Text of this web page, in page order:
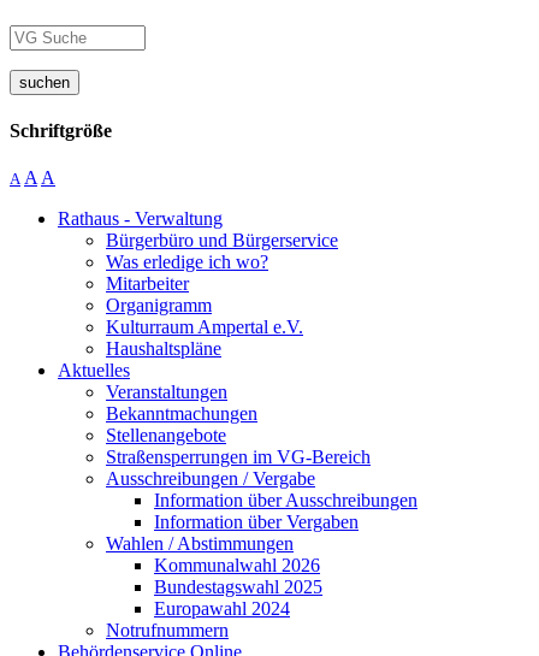
suchen
Schriftgröße
A A A
Rathaus - Verwaltung
Bürgerbüro und Bürgerservice
Was erledige ich wo?
Mitarbeiter
Organigramm
Kulturraum Ampertal e.V.
Haushaltspläne
Aktuelles
Veranstaltungen
Bekanntmachungen
Stellenangebote
Straßensperrungen im VG-Bereich
Ausschreibungen / Vergabe
Information über Ausschreibungen
Information über Vergaben
Wahlen / Abstimmungen
Kommunalwahl 2026
Bundestagswahl 2025
Europawahl 2024
Notrufnummern
Behördenservice Online